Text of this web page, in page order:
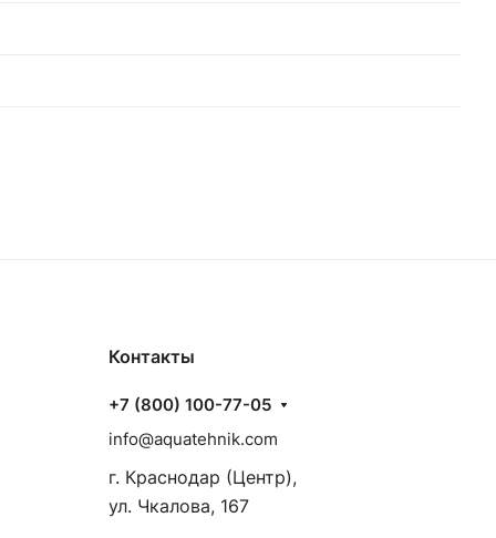
Контакты
+7 (800) 100-77-05
info@aquatehnik.com
г. Краснодар (Центр),
ул. Чкалова, 167